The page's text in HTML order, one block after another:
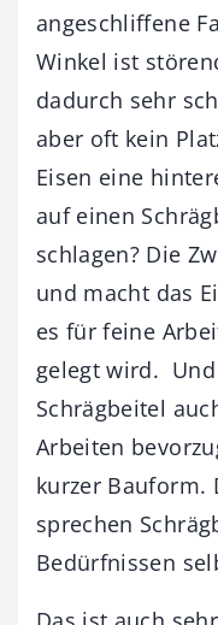
angeschliffene
Winkel ist
dadurch sehr
aber oft kein
Eisen eine
auf einen
schlagen? Die
und macht das
es für feine
gelegt wird.
Schrägbeitel
Arbeiten
kurzer Bauform.
sprechen
Bedürfnissen